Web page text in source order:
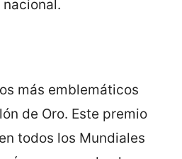
más emblemáticos
de Oro. Este premio
todos los Mundiales